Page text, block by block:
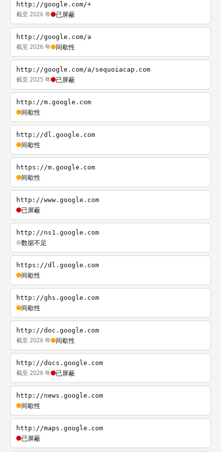
http://google.com/+
截至 2026 年 已屏蔽
http://google.com/a
截至 2026 年 间歇性
http://google.com/a/sequoiacap.com
截至 2025 年 已屏蔽
http://m.google.com
间歇性
http://dl.google.com
间歇性
https://m.google.com
间歇性
http://www.google.com
已屏蔽
http://ns1.google.com
数据不足
https://dl.google.com
间歇性
http://ghs.google.com
间歇性
http://doc.google.com
截至 2026 年 间歇性
http://docs.google.com
截至 2026 年 已屏蔽
http://news.google.com
间歇性
http://maps.google.com
已屏蔽